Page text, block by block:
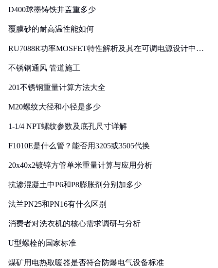
D400球墨铸铁井盖重多少
覆膜砂的耐高温性能如何
RU7088R功率MOSFET特性解析及其在可调电源设计中的
不锈钢通风 管道施工
201不锈钢重量计算方法大全
M20螺纹大径和小径是多少
1-1/4 NPT螺纹参数及底孔尺寸详解
F1010E是什么管？能否用3205或3505代换
20x40x2镀锌方管单米重量计算与应用分析
抗渗混凝土中P6和P8膨胀剂分别加多少
法兰PN25和PN16有什么区别
消费者对洗衣机的核心需求调研与分析
U型螺栓的国家标准
煤矿用电热取暖器是否符合防爆电气设备标准